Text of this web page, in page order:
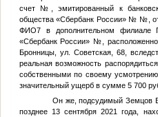
счет №
, эмитированный к
общества «Сбербанк России» № № ,
ФИО7в дополнительном филиале
«Сбербанк России» №
,
Бронницы, ул. Советская, 68,
реальная возможность
собственными по своему
значительный ущерб в сумме 5 700
Он же, подсудимый Земцов
позднее 13 сентября 2021 года,